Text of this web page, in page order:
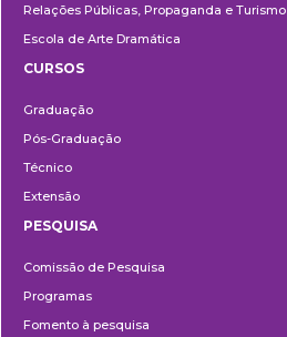
Relações Públicas, Propaganda e Turismo
Escola de Arte Dramática
CURSOS
Graduação
Pós-Graduação
Técnico
Extensão
PESQUISA
Comissão de Pesquisa
Programas
Fomento à pesquisa